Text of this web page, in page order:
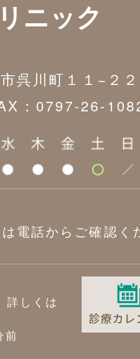
ニック
呉川町１１−２２
：0797-26-
は電話からご確認く
詳しくは
前